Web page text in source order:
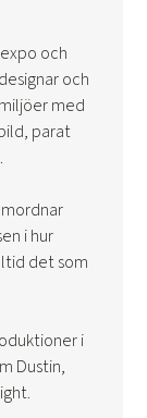
och
och
med
parat
i hur
det som
i
Dustin,